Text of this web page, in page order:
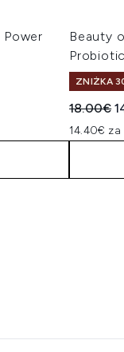
Power
Beauty
ZNIŻKA
18.00€
14.40€ za